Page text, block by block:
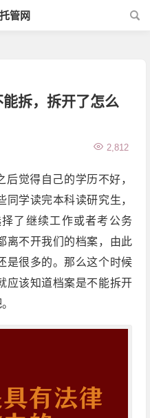
管网
拆，拆开了怎么
2,812
觉得自己的学历不好，
学读完本科读研究生，
了继续工作或者考公务
离不开我们的档案，由此
是很多的。那么这个时候
应该知道档案是不能拆开